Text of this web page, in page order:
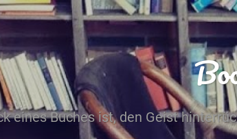
eines Buches ist, den Geist